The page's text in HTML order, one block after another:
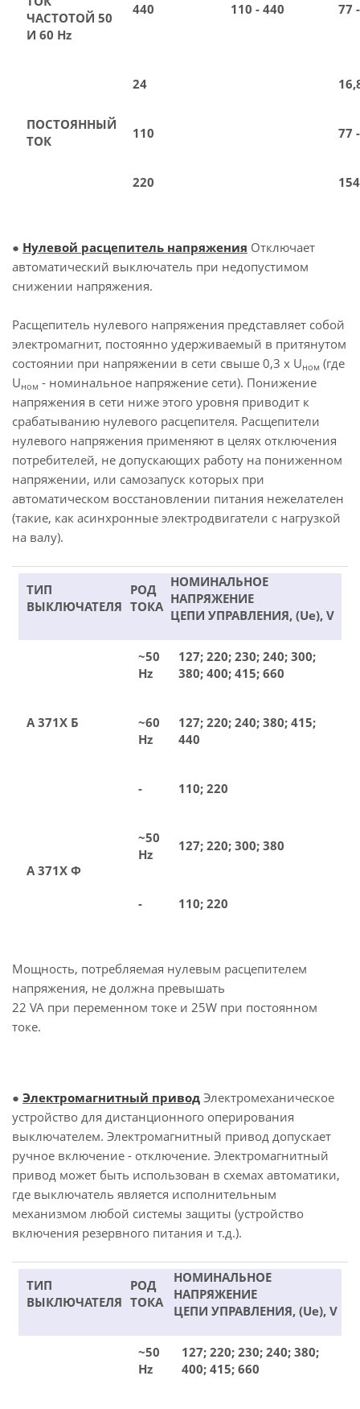
ЧАСТОТОЙ 50
И 60 Hz
440 110 - 440 77
ПОСТОЯННЫЙ
ТОК
24
110 77
220
● Нулевой расцепитель напряжения Отключает
автоматический выключатель при недопустимом
снижении напряжения.
Расщепитель нулевого напряжения представляет собой
электромагнит, постоянно удерживаемый в притянутом
состоянии при напряжении в сети свыше 0,3 х Uном (где
Uном - номинальное напряжение сети). Понижение
напряжения в сети ниже этого уровня приводит к
срабатыванию нулевого расцепителя. Расщепители
нулевого напряжения применяют в целях отключения
потребителей, не допускающих работу на пониженном
напряжении, или самозапуск которых при
автоматическом восстановлении питания нежелателен
(такие, как асинхронные электродвигатели с нагрузкой
на валу).
ТИП
ВЫКЛЮЧАТЕЛЯ
РОД
ТОКА
НОМИНАЛЬНОЕ
НАПРЯЖЕНИЕ
ЦЕПИ УПРАВЛЕНИЯ, (Ue), V
А 371Х Б
~50
Hz
127; 220; 230; 240; 300;
380; 400; 415; 660
~60
Hz
127; 220; 240; 380; 415;
440
- 110; 220
А 371Х Ф
~50
Hz
127; 220; 300; 380
- 110; 220
Мощность, потребляемая нулевым расцепителем
напряжения, не должна превышать
22 VA при переменном токе и 25W при постоянном
токе.
● Электромагнитный привод Электромеханическое
устройство для дистанционного оперирования
выключателем. Электромагнитный привод допускает
ручное включение - отключение. Электромагнитный
привод может быть использован в схемах автоматики,
где выключатель является исполнительным
механизмом любой системы защиты (устройство
включения резервного питания и т.д.).
ТИП
ВЫКЛЮЧАТЕЛЯ
РОД
ТОКА
НОМИНАЛЬНОЕ
НАПРЯЖЕНИЕ
ЦЕПИ УПРАВЛЕНИЯ, (Ue), V
~50
Hz
127; 220; 230; 240; 380;
400; 415; 660